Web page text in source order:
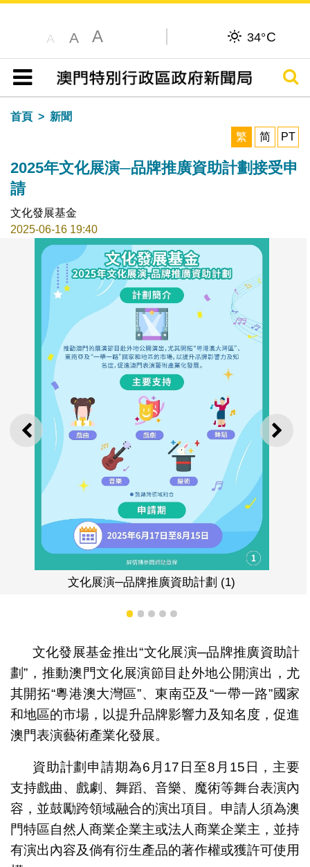
A A A 34°C
目錄
搜尋
首頁
新聞
繁
简 PT
2025年文化展演─品牌推廣資助計劃接受申
請
文化發展基金
2025-06-16 19:40
上一則 下一
牌推廣資助計劃 (1)
1 2 3 4 5
文化發展基金推出“文化展演─品牌推廣資助計
劃”，推動澳門文化展演節目赴外地公開演出，尤
其開拓“粵港澳大灣區”、東南亞及“一帶一路”國家
和地區的市場，以提升品牌影響力及知名度，促進
澳門表演藝術產業化發展。
資助計劃申請期為6月17日至8月15日，主要
支持戲曲、戲劇、舞蹈、音樂、魔術等舞台表演內
容，並鼓勵跨領域融合的演出項目。申請人須為澳
門特區自然人商業企業主或法人商業企業主，並持
有演出內容及倘有衍生產品的著作權或獲許可使用